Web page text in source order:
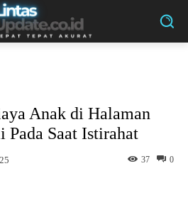
Anak di Halaman
Pada Saat Istirahat
0
37